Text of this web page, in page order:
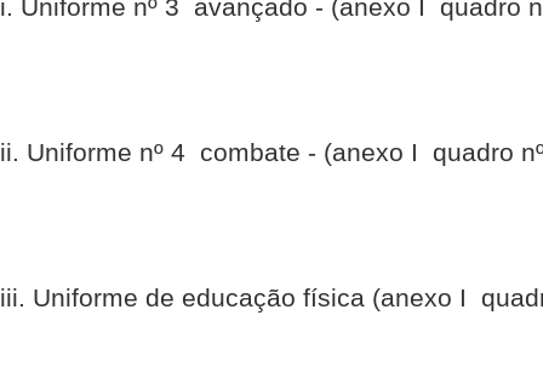
i. Uniforme nº 3  avançado - (anexo I  quadro
ii. Uniforme nº 4  combate - (anexo I  quadro
iii. Uniforme de educação física (anexo I 